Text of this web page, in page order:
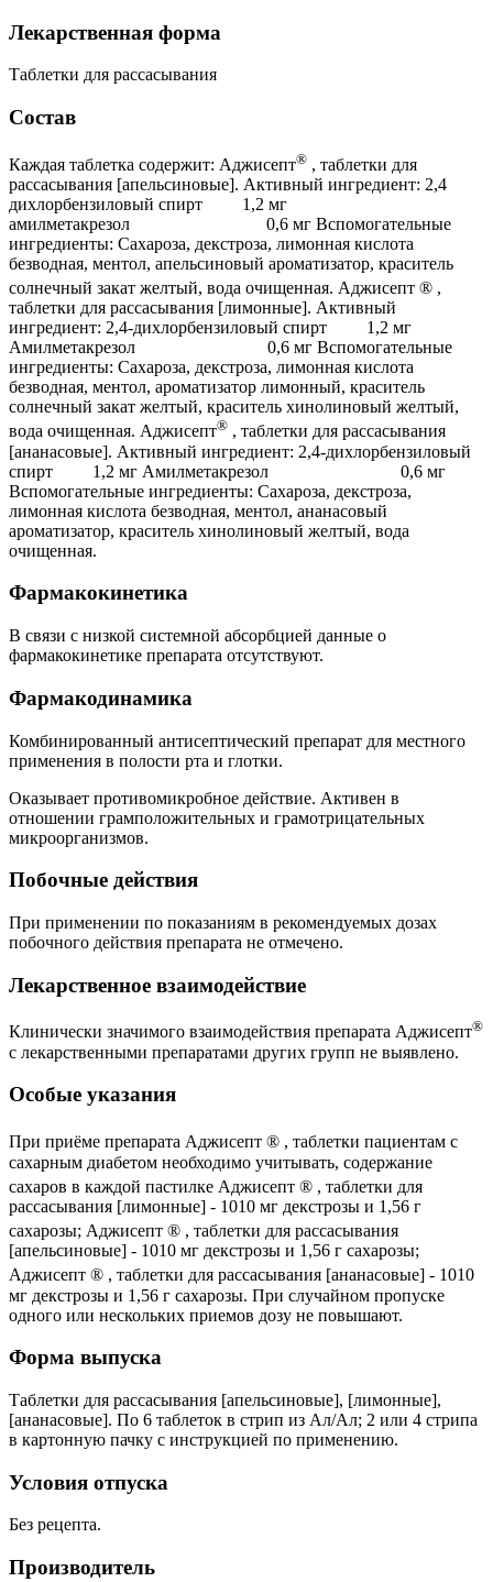
Лекарственная форма
Таблетки для рассасывания
Состав
Каждая таблетка содержит: Аджисепт® , таблетки для
рассасывания [апельсиновые]. Активный ингредиент: 2,4
дихлорбензиловый спирт 1,2 мг
амилметакрезол 0,6 мг Вспомогательные
ингредиенты: Сахароза, декстроза, лимонная кислота
безводная, ментол, апельсиновый ароматизатор, краситель
солнечный закат желтый, вода очищенная. Аджисепт ® ,
таблетки для рассасывания [лимонные]. Активный
ингредиент: 2,4-дихлорбензиловый спирт 1,2 мг
Амилметакрезол 0,6 мг Вспомогательные
ингредиенты: Сахароза, декстроза, лимонная кислота
безводная, ментол, ароматизатор лимонный, краситель
солнечный закат желтый, краситель хинолиновый желтый,
вода очищенная. Аджисепт® , таблетки для рассасывания
[ананасовые]. Активный ингредиент: 2,4-дихлорбензиловый
спирт 1,2 мг Амилметакрезол 0,6 мг
Вспомогательные ингредиенты: Сахароза, декстроза,
лимонная кислота безводная, ментол, ананасовый
ароматизатор, краситель хинолиновый желтый, вода
очищенная.
Фармакокинетика
В связи с низкой системной абсорбцией данные о
фармакокинетике препарата отсутствуют.
Фармакодинамика
Комбинированный антисептический препарат для местного
применения в полости рта и глотки.
Оказывает противомикробное действие. Активен в
отношении грамположительных и грамотрицательных
микроорганизмов.
Побочные действия
При применении по показаниям в рекомендуемых дозах
побочного действия препарата не отмечено.
Лекарственное взаимодействие
Клинически значимого взаимодействия препарата Аджисепт®
с лекарственными препаратами других групп не выявлено.
Особые указания
При приёме препарата Аджисепт ® , таблетки пациентам с
сахарным диабетом необходимо учитывать, содержание
сахаров в каждой пастилке Аджисепт ® , таблетки для
рассасывания [лимонные] - 1010 мг декстрозы и 1,56 г
сахарозы; Аджисепт ® , таблетки для рассасывания
[апельсиновые] - 1010 мг декстрозы и 1,56 г сахарозы;
Аджисепт ® , таблетки для рассасывания [ананасовые] - 1010
мг декстрозы и 1,56 г сахарозы. При случайном пропуске
одного или нескольких приемов дозу не повышают.
Форма выпуска
Таблетки для рассасывания [апельсиновые], [лимонные],
[ананасовые]. По 6 таблеток в стрип из Ал/Ал; 2 или 4 стрипа
в картонную пачку с инструкцией по применению.
Условия отпуска
Без рецепта.
Производитель